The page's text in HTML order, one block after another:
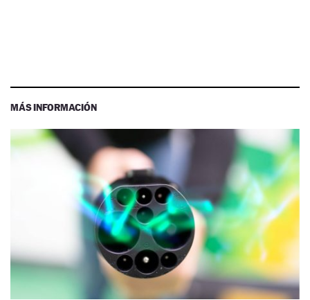
MÁS INFORMACIÓN